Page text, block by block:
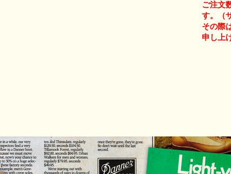
ご注文
す。（
その際
申し上